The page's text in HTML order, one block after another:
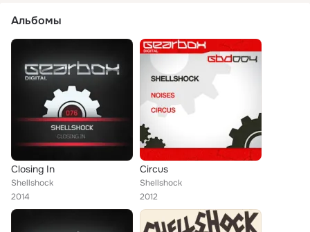
Альбомы
Closing In
Shellshock
2014
Circus
Shellshock
2012